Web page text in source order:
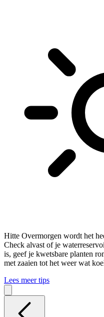
Hitte Overmorgen wordt het
Check alvast of je
is, geef je kwetsbare planten
met zaaien tot het weer wat
Lees meer tips